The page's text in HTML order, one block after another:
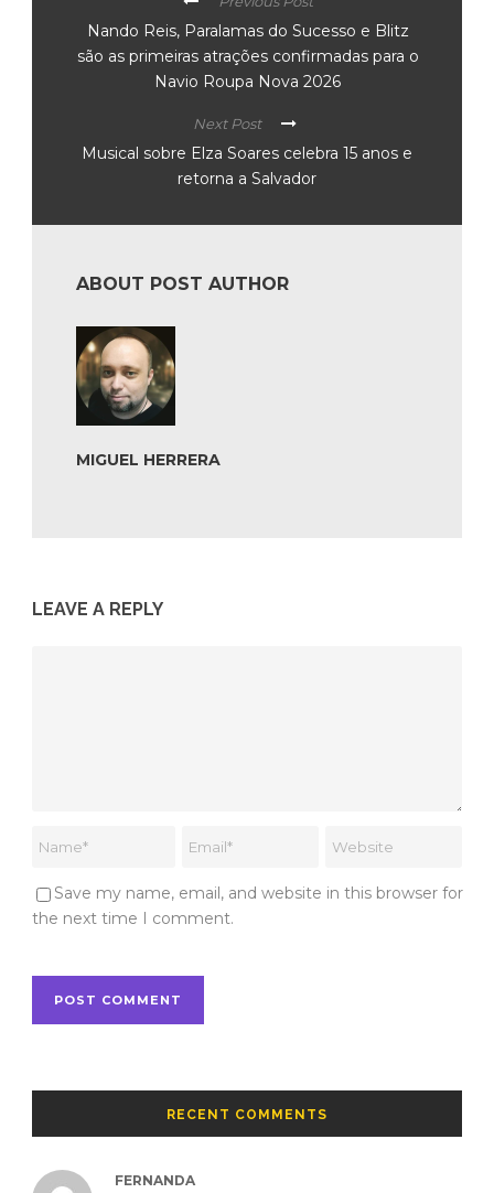
Nando Reis, Paralamas do Sucesso e Blitz
são as primeiras atrações confirmadas para o
Navio Roupa Nova 2026
Next Post
Musical sobre Elza Soares celebra 15 anos e
retorna a Salvador
ABOUT POST AUTHOR
MIGUEL HERRERA
LEAVE A REPLY
Save my name, email, and website in this browser for
the next time I comment.
RECENT COMMENTS
FERNANDA